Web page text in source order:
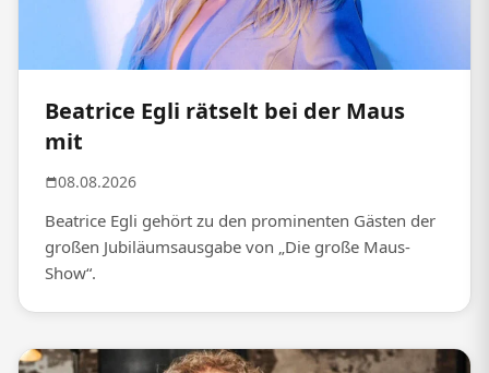
Beatrice Egli rätselt bei der Maus
mit
08.08.2026
Beatrice Egli gehört zu den prominenten Gästen der
großen Jubiläumsausgabe von „Die große Maus-
Show“.